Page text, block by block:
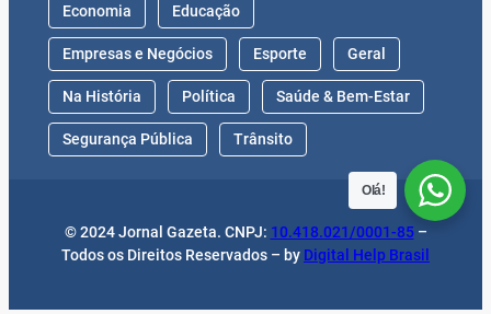
Economia Educação
Empresas e Negócios Esporte Geral
Na História Política Saúde & Bem-Estar
Segurança Pública Trânsito
© 2024 Jornal Gazeta. CNPJ: 10.418.021/0001-85–
Todos os Direitos Reservados – by Digital Help Brasil
Olá!